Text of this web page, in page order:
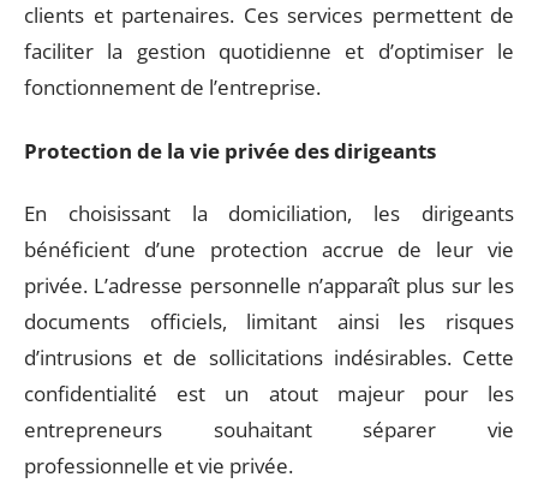
clients et partenaires. Ces services permettent de
faciliter la gestion quotidienne et d’optimiser le
fonctionnement de l’entreprise.
Protection de la vie privée des dirigeants
En choisissant la domiciliation, les dirigeants
bénéficient d’une protection accrue de leur vie
privée. L’adresse personnelle n’apparaît plus sur les
documents officiels, limitant ainsi les risques
d’intrusions et de sollicitations indésirables. Cette
confidentialité est un atout majeur pour les
entrepreneurs souhaitant séparer vie
professionnelle et vie privée.